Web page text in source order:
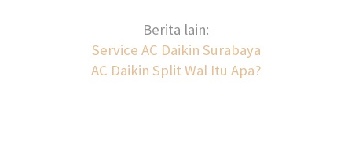
Berita lain:
Service AC Daikin Surabaya
AC Daikin Split Wal Itu Apa?